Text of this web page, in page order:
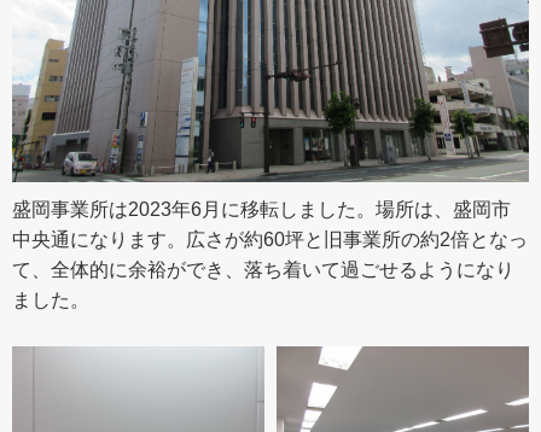
盛岡事業所は2023年6月に移転しました。場所は、盛岡市
中央通になります。広さが約60坪と旧事業所の約2倍となっ
て、全体的に余裕ができ、落ち着いて過ごせるようになり
ました。